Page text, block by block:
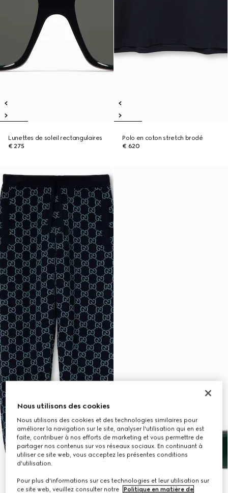
Lunettes de soleil rectangulaires
€ 275
Polo en coton stretch brodé
€ 620
Nous utilisons des cookies
Nous utilisons des cookies et des technologies similaires pour
améliorer la navigation sur le site, analyser l'utilisation qui en est
faite, contribuer à nos efforts de marketing et vous permettre de
partager nos contenus sur vos réseaux sociaux. En continuant à
utiliser ce site web, vous acceptez les présentes conditions
d'utilisation.
Pour plus d'informations sur ces technologies et leur utilisation sur
ce site web, veuillez consulter notre
Politique en matière de